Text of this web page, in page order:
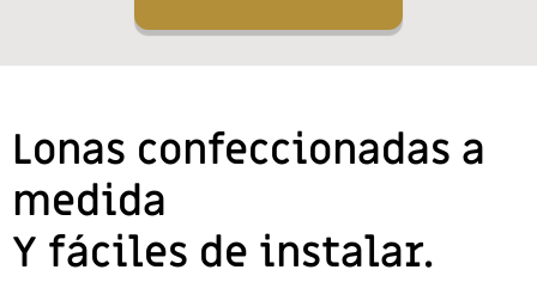
Lonas confeccionadas a
medida
Y fáciles de instalar.